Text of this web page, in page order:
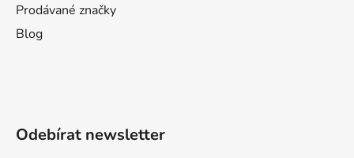
Prodávané značky
Blog
Odebírat newsletter